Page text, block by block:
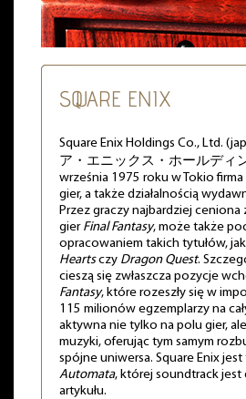
SQUARE ENIX
Square Enix Holdings Co., Ltd.
ア・エニックス・ホールディ
września 1975 roku w Tokio
gier, a także działalnością
Przez graczy najbardziej ceniona
gier Final Fantasy, może także
opracowaniem takich tytułów, jak
Heartsczy Dragon Quest.
cieszą się zwłaszcza pozycje
Fantasy, które rozeszły się w
115 milionów egzemplarzy na
aktywna nie tylko na polu gier,
muzyki, oferując tym samym
spójne uniwersa. Square Enix
Automata, której soundtrack
artykułu.